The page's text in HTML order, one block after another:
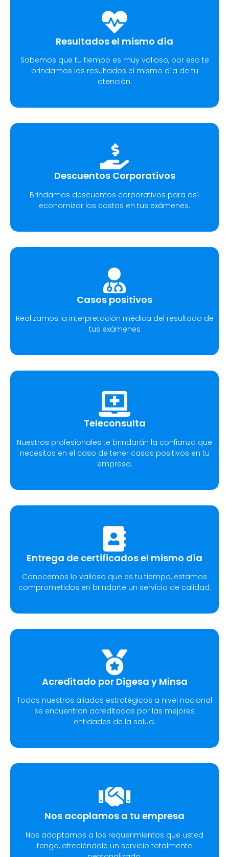
Resultados el mismo día
Sabemos que tu tiempo es muy valioso, por eso te
brindamos los resultados el mismo día de tu
atención.
Descuentos Corporativos
Brindamos descuentos corporativos para así
economizar los costos en tus exámenes.
Casos positivos
Realizamos la interpretación médica del resultado de
tus exámenes
Teleconsulta
Nuestros profesionales te brindarán la confianza que
necesitas en el caso de tener casos positivos en tu
empresa.
Entrega de certificados el mismo día
Conocemos lo valioso que es tu tiempo, estamos
comprometidos en brindarte un servicio de calidad.
Acreditado por Digesa y Minsa​
Todos nuestros aliados estratégicos a nivel nacional
se encuentran acreditadas por las mejores
entidades de la salud.
Nos acoplamos a tu empresa
Nos adaptamos a los requerimientos que usted
tenga, ofreciéndole un servicio totalmente